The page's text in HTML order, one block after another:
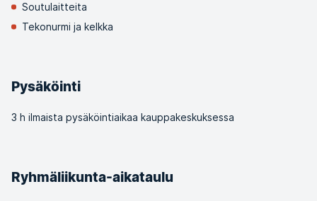
Soutulaitteita
Tekonurmi ja kelkka
Pysäköinti
3 h ilmaista pysäköintiaikaa kauppakeskuksessa
Ryhmäliikunta-aikataulu